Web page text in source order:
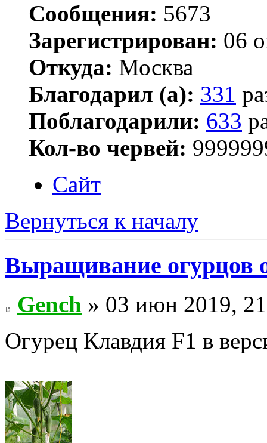
Сообщения: 5673
Зарегистрирован: 06
Откуда: Москва
Благодарил (а): 331
Поблагодарили: 633
Кол-во червей:
Сайт
Вернуться к началу
Выращивание огурцов
Gench » 03 июн 2019,
Огурец Клавдия F1 в